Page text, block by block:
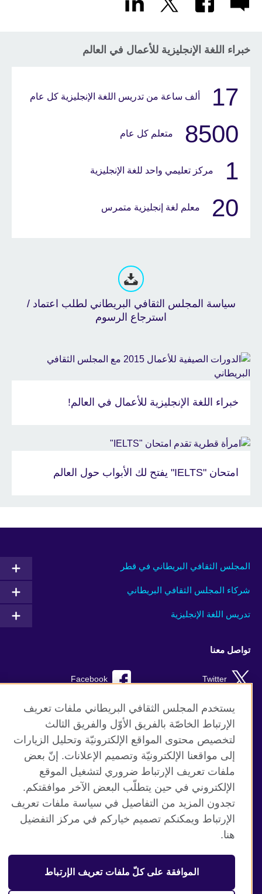
خبراء اللغة الإنجليزية للأعمال في العالم
17 ألف ساعة من تدريس اللغة الإنجليزية كل عام
8500 متعلم كل عام
1 مركز تعليمي واحد للغة الإنجليزية
20 معلم لغة إنجليزية متمرس
سياسة المجلس الثقافي البريطاني لطلب اعتماد /
استرجاع الرسوم
خبراء اللغة الإنجليزية للأعمال في العالم!
امتحان "IELTS" يفتح لك الأبواب حول العالم
المجلس الثقافي البريطاني في قطر
شركاء المجلس الثقافي البريطاني
تدريس اللغة الإنجليزية
تواصل معنا
Facebook Twitter
Instagram RSS
TikTok
موقع المجلس الثقافي البريطاني العالمي
الخصوصية وشروط الاستخدام
ملفات تعريف الإرتباط
خريطة الموقع
منظمة المملكة المتحدة الدولية للعلاقات الثقافية والفرص
يستخدم المجلس الثقافي البريطاني ملفات تعريف
الإرتباط الخاصّة بالفريق الأوّل والفريق الثالث
لتخصيص محتوى المواقع الإلكترونيّة وتحليل الزيارات
إلى مواقعنا الإلكترونيّة وتصميم الإعلانات. إنّ بعض
ملفات تعريف الإرتباط ضروري لتشغيل الموقع
الإلكتروني في حين يتطلّب البعض الآخر موافقتكم.
تجدون المزيد من التفاصيل في سياسة ملفات تعريف
الإرتباط ويمكنكم تصميم خياركم في مركز التفضيل
هنا.
الموافقة على كلّ ملفات تعريف الإرتباط